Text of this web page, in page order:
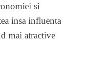
si
insa influenta
mai atractive